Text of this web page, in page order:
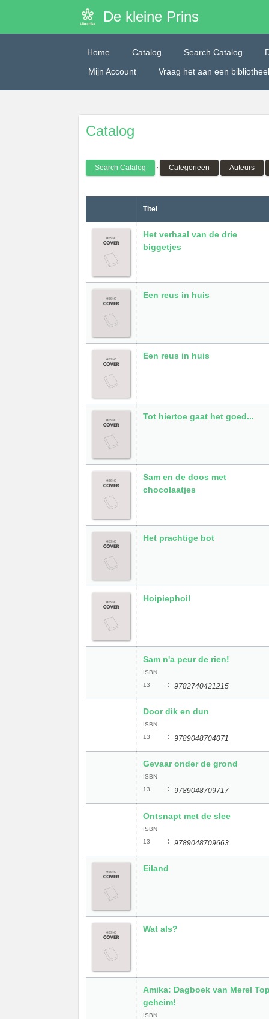
De kleine Prins
Home Catalog Search Catalog
Mijn Account
Vraag het aan een
Catalog
Search Catalog Categorieën Auteurs
Titel
Het verhaal van de drie
biggetjes
Een reus in huis
Een reus in huis
Tot hiertoe gaat het goed...
Sam en de doos met
chocolaatjes
Het prachtige bot
Hoipiephoi!
Sam n'a peur de rien!
ISBN
13
: 9782740421215
Door dik en dun
ISBN
13
: 9789048704071
Gevaar onder de grond
ISBN
13
: 9789048709717
Ontsnapt met de slee
ISBN
13
: 9789048709663
Eiland
Wat als?
Amika: Dagboek van Merel
geheim!
ISBN